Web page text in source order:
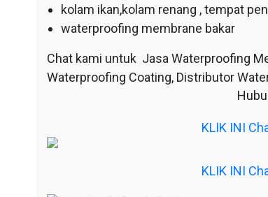
kolam ikan,kolam renang , tempat
waterproofing membrane bakar
Chat kami untuk Jasa Waterproofing
Waterproofing Coating, Distributor
KLIK INI
KLIK INI